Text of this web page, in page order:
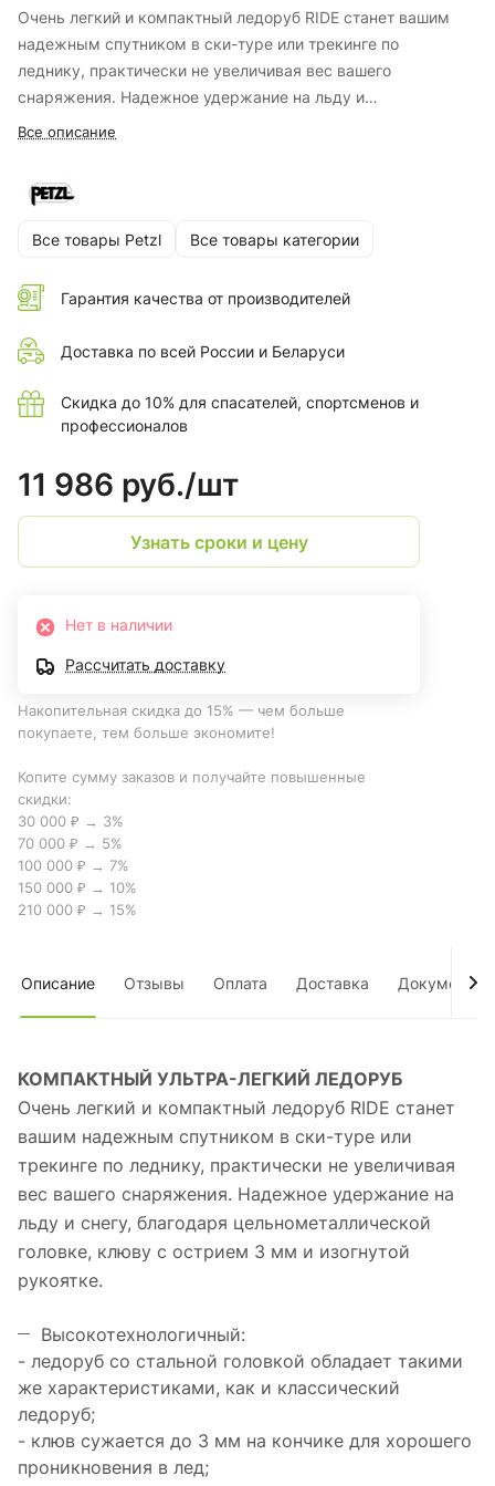
Очень легкий и компактный ледоруб RIDE станет вашим
надежным спутником в ски-туре или трекинге по
леднику, практически не увеличивая вес вашего
снаряжения. Надежное удержание на льду и
снегу, благодаря цельнометаллической головке, клюву с
Все описание
Все товары Petzl Все товары категории
Гарантия качества от производителей
Доставка по всей России и Беларуси
Скидка до 10% для спасателей, спортсменов и
профессионалов
11 986 руб./шт
Узнать сроки и цену
Нет в наличии
Рассчитать доставку
Накопительная скидка до 15% — чем больше
покупаете, тем больше экономите!
Копите сумму заказов и получайте повышенные
скидки:
30 000 ₽ → 3%
70 000 ₽ → 5%
100 000 ₽ → 7%
150 000 ₽ → 10%
210 000 ₽ → 15%
Описание Отзывы Оплата Доставка Документы
КОМПАКТНЫЙ УЛЬТРА-ЛЕГКИЙ ЛЕДОРУБ
Очень легкий и компактный ледоруб RIDE станет
вашим надежным спутником в ски-туре или
трекинге по леднику, практически не увеличивая
вес вашего снаряжения. Надежное удержание на
льду и снегу, благодаря цельнометаллической
головке, клюву с острием 3 мм и изогнутой
рукоятке.
Высокотехнологичный:
- ледоруб со стальной головкой обладает такими
же характеристиками, как и классический
ледоруб;
- клюв сужается до 3 мм на кончике для хорошего
проникновения в лед;